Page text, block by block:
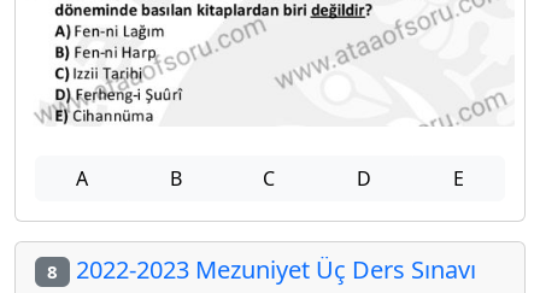
A B C D E
8 2022-2023 Mezuniyet Üç Ders Sınavı